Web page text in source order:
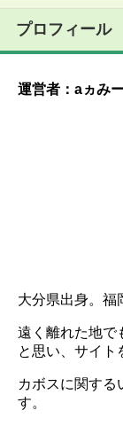
プロフィール
運営者：aヵみ
大分県出身。福
遠く離れた地で
と思い、サイト
カボスに関する
す。